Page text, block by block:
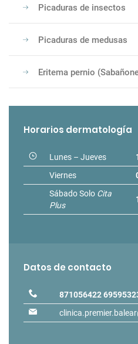
Picaduras de insectos
Picaduras de medusas
Eritema pernio
Horarios dermatología
Lunes – Jueves
Viernes
Sábado Solo Cita
Plus
Datos de contacto
871056422